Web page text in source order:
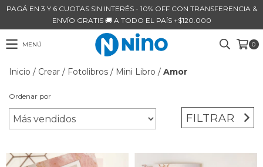
PAGÁ EN 3 Y 6 CUOTAS SIN INTERÉS - 10% OFF CON TRANSFERENCIA &
ENVÍO GRATIS 🚚 A TODO EL PAÍS +$120.000
MENÚ 0
Inicio / Crear / Fotolibros / Mini Libro / Amor
Ordenar por
FILTRAR